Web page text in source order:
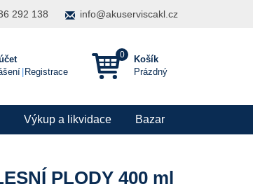
292 138 info@akuserviscakl.cz
Registrace
Košík
Prázdný
Výkup a likvidace Bazar
PLODY 400 ml